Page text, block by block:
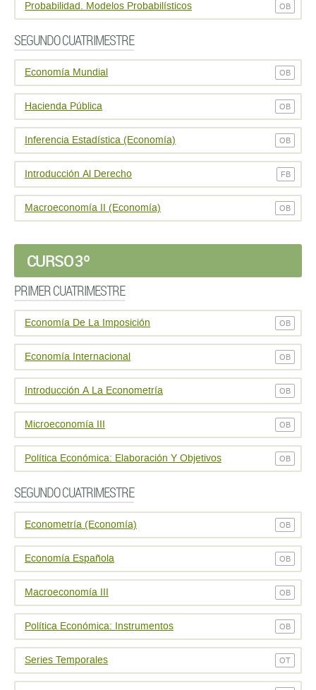
Probabilidad. Modelos Probabilí­sticos OB
SEGUNDO CUATRIMESTRE
Economí­a Mundial OB
Hacienda Pública OB
Inferencia Estadística (Economía) OB
Introducción Al Derecho FB
Macroeconomí­a II (Economí­a) OB
CURSO 3º
PRIMER CUATRIMESTRE
Economía De La Imposición OB
Economía Internacional OB
Introducción A La Econometría OB
Microeconomía III OB
Polí­tica Económica: Elaboración Y Objetivos OB
SEGUNDO CUATRIMESTRE
Econometrí­a (Economía) OB
Economí­a Española OB
Macroeconomía III OB
Polí­tica Económica: Instrumentos OB
Series Temporales OT